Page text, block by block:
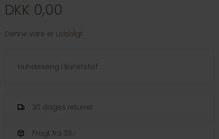
DKK 0,00
Denne vare er udsolgt
Hundeseng i kunststof
30 dages returret
Fragt fra 39,-